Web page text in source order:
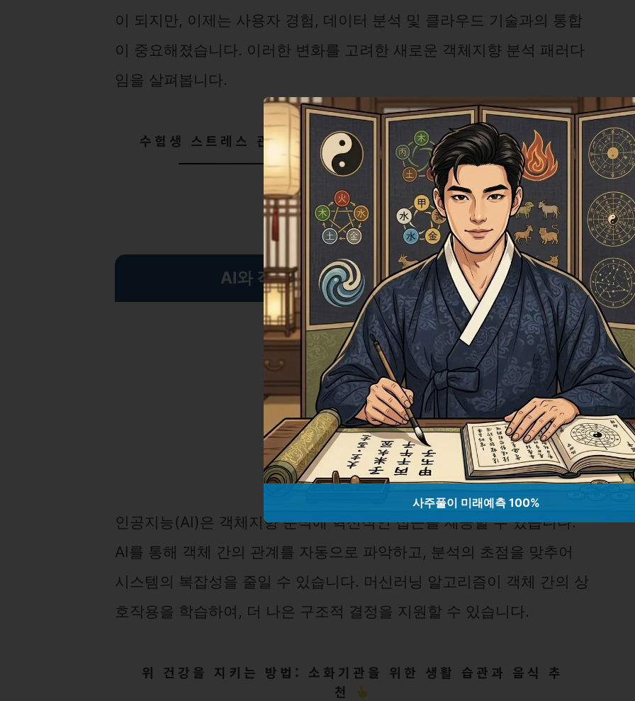
이 되지만, 이제는 사용자 경험, 데이터 분석 및 클라우드 기술과의 통합
이 중요해졌습니다. 이러한 변화를 고려한 새로운 객체지향 분석 패러다
임을 살펴봅니다.
수험생 스트레스 관리와 건강을 위한 최고의 힐링 팁 6가지
AI와 객체지향: 자동화된 분석의 미래
인공지능(AI)은 객체지향 분석에 혁신적인 접근을 제공할 수 있습니다.
AI를 통해 객체 간의 관계를 자동으로 파악하고, 분석의 초점을 맞추어
시스템의 복잡성을 줄일 수 있습니다. 머신러닝 알고리즘이 객체 간의 상
호작용을 학습하여, 더 나은 구조적 결정을 지원할 수 있습니다.
위 건강을 지키는 방법: 소화기관을 위한 생활 습관과 음식 추
천
사주풀이 미래예측 100%